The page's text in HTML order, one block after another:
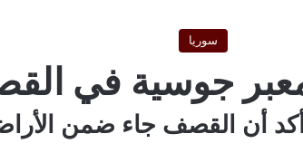
سوريا
معبر جوسية في
أكد أن القصف جاء ضمن